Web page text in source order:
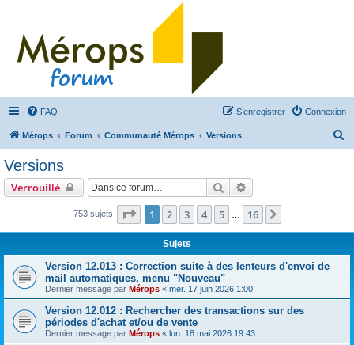
FAQ Connexion
S’enregistrer
Mérops Forum Communauté Mérops Versions
Versions
Verrouillé Rechercher
753 sujets Page 1sur16
1 2 3 4 5 16
Sujets
Version 12.013 : Correction suite à des lenteurs d'envoi de
mail automatiques, menu "Nouveau"
Dernier message par Mérops « mer. 17 juin 2026 1:00
Version 12.012 : Rechercher des transactions sur des
périodes d'achat et/ou de vente
Dernier message par Mérops « lun. 18 mai 2026 19:43